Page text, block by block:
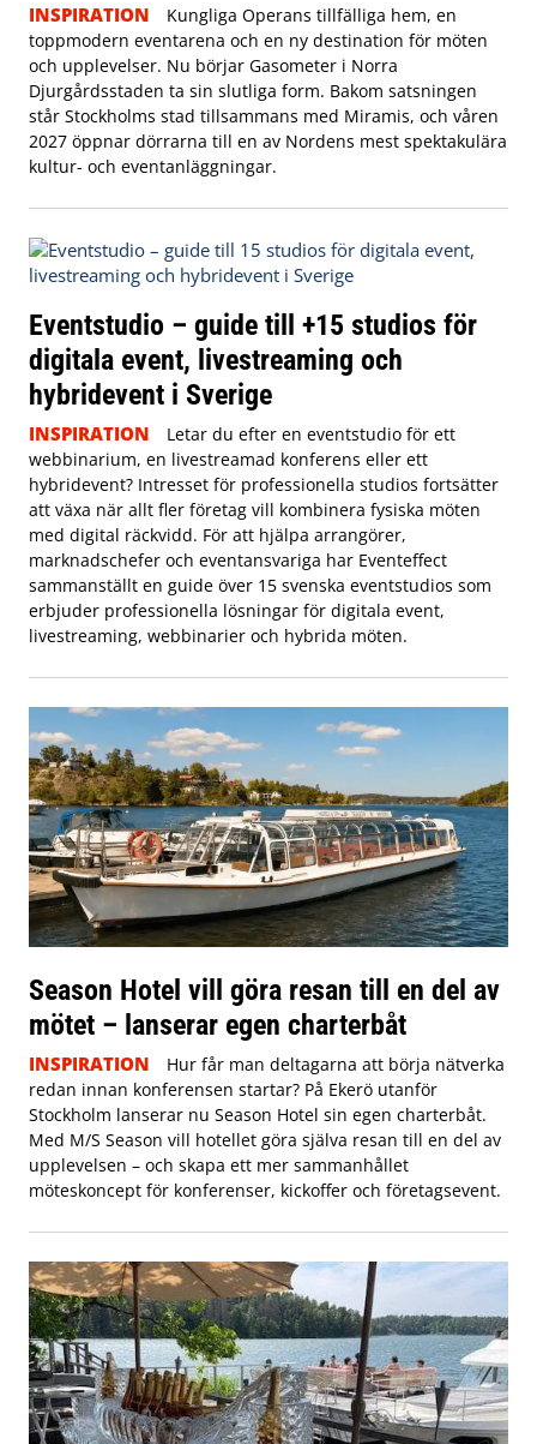
INSPIRATION
Kungliga Operans tillfälliga hem, en
toppmodern eventarena och en ny destination för möten
och upplevelser. Nu börjar Gasometer i Norra
Djurgårdsstaden ta sin slutliga form. Bakom satsningen
står Stockholms stad tillsammans med Miramis, och våren
2027 öppnar dörrarna till en av Nordens mest spektakulära
kultur- och eventanläggningar.
Eventstudio – guide till +15 studios för
digitala event, livestreaming och
hybridevent i Sverige
INSPIRATION
Letar du efter en eventstudio för ett
webbinarium, en livestreamad konferens eller ett
hybridevent? Intresset för professionella studios fortsätter
att växa när allt fler företag vill kombinera fysiska möten
med digital räckvidd. För att hjälpa arrangörer,
marknadschefer och eventansvariga har Eventeffect
sammanställt en guide över 15 svenska eventstudios som
erbjuder professionella lösningar för digitala event,
livestreaming, webbinarier och hybrida möten.
Season Hotel vill göra resan till en del av
mötet – lanserar egen charterbåt
INSPIRATION
Hur får man deltagarna att börja nätverka
redan innan konferensen startar? På Ekerö utanför
Stockholm lanserar nu Season Hotel sin egen charterbåt.
Med M/S Season vill hotellet göra själva resan till en del av
upplevelsen – och skapa ett mer sammanhållet
möteskoncept för konferenser, kickoffer och företagsevent.